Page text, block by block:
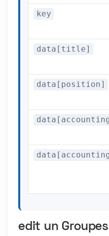
key
data[title]
data[position]
edit un